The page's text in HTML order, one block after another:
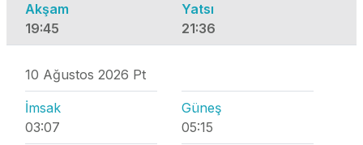
Akşam
19:45
Yatsı
21:36
10 Ağustos 2026 Pt
İmsak
03:07
Güneş
05:15